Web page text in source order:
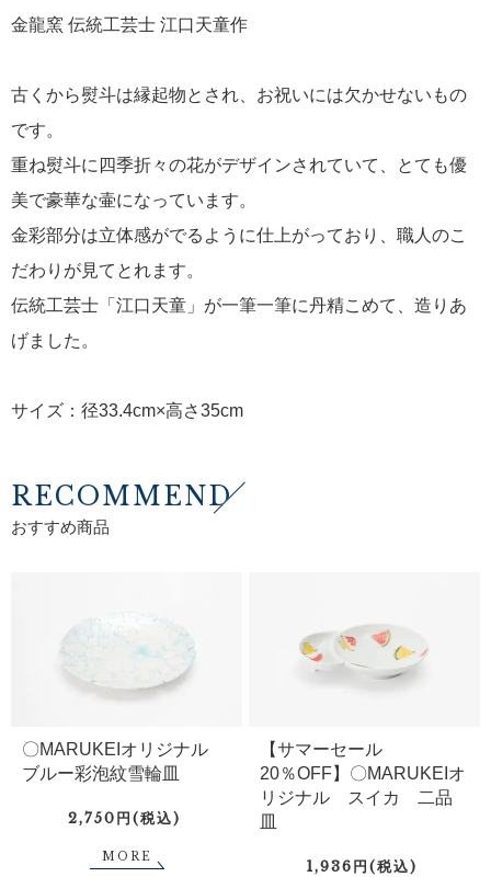
金龍窯 伝統工芸士 江口天童作
古くから熨斗は縁起物とされ、お祝いには欠かせないもの
です。
重ね熨斗に四季折々の花がデザインされていて、とても優
美で豪華な壷になっています。
金彩部分は立体感がでるように仕上がっており、職人のこ
だわりが見てとれます。
伝統工芸士「江口天童」が一筆一筆に丹精こめて、造りあ
げました。
サイズ：径33.4cm×高さ35cm
RECOMMEND
おすすめ商品
〇MARUKEIオリジナル
ブルー彩泡紋雪輪皿
2,750円(税込)
MORE
【サマーセール
20％OFF】〇MARUKEIオ
リジナル スイカ 二品
皿
1,936円(税込)